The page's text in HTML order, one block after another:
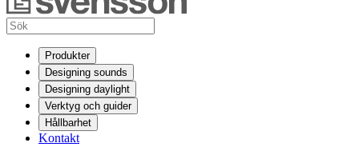
Produkter
Designing sounds
Designing daylight
Verktyg och guider
Hållbarhet
Kontakt